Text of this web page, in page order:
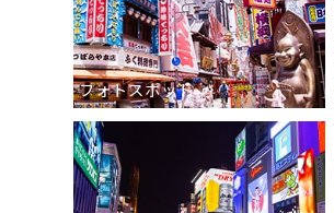
フォトスポット